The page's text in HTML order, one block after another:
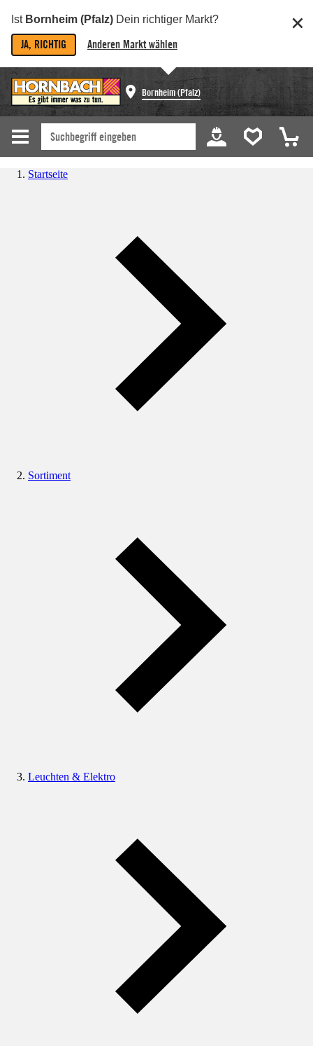
Ist Bornheim (Pfalz) Dein richtiger Markt?
JA, RICHTIG Anderen Markt wählen
Bornheim (Pfalz)
Startseite
Sortiment
Leuchten & Elektro